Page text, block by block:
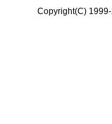
Copyright(C)